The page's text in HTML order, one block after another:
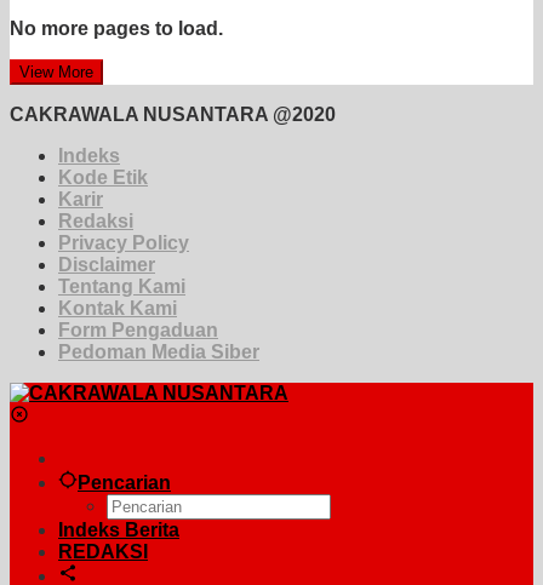
No more pages to load.
View More
CAKRAWALA NUSANTARA @2020
Indeks
Kode Etik
Karir
Redaksi
Privacy Policy
Disclaimer
Tentang Kami
Kontak Kami
Form Pengaduan
Pedoman Media Siber
Pencarian
Indeks Berita
REDAKSI